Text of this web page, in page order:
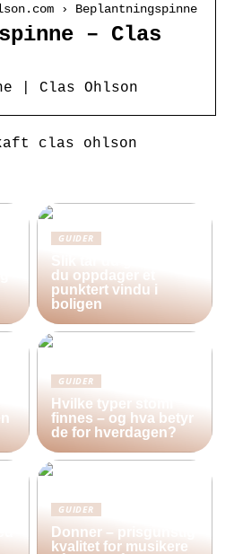
› Beplantningspinne
– Clas
| Clas Ohlson
clas ohlson
GUIDER
du oppdager et
punktert vindu i
boligen
GUIDER
Hvilke typer stomi
finnes – og hva betyr
de for hverdagen?
GUIDER
Donner – prisgunstig
kvalitet for musikere